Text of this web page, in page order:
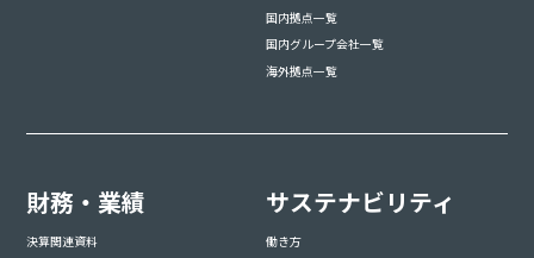
国内拠点一覧
国内グループ会社一覧
海外拠点一覧
財務・業績
決算関連資料
サステナビリティ
働き方